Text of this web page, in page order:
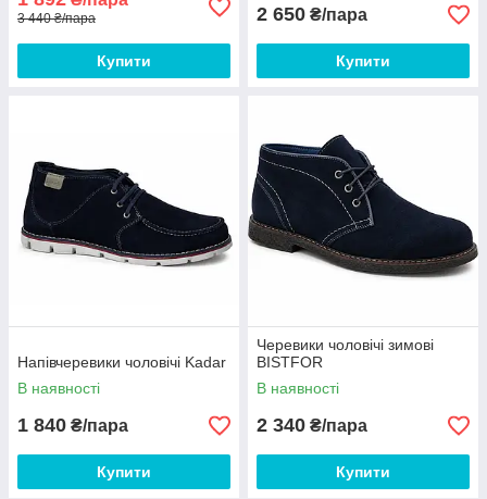
3 440 ₴/пара
Купити
2 650 ₴/пара
Купити
Напівчеревики чоловічі Kadar
В наявності
1 840 ₴/пара
Купити
Черевики чоловічі зимові
BISTFOR
В наявності
2 340 ₴/пара
Купити